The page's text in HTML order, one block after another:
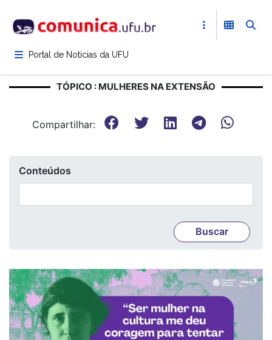
para
conteúdoPortal de Notícias da UFU
TÓPICO : MULHERES NA EXTENSÃO
Compartilhar:
Conteúdos